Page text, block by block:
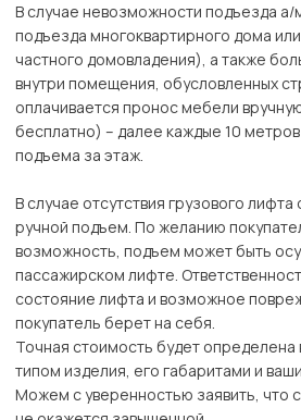
В случае невозможности подъезда а/
подъезда многоквартирного дома
частного домовладения), а также
внутри помещения, обусловленных
оплачивается пронос мебели
бесплатно) – далее каждые 10
подъема за этаж.
В случае отсутствия грузового
ручной подъем. По желанию
возможность, подъем может быть
пассажирском лифте.
состояние лифта и возможное
покупатель берет на себя.
Точная стоимость будет определена
типом изделия, его габаритами и
Можем с уверенностью заявить, что